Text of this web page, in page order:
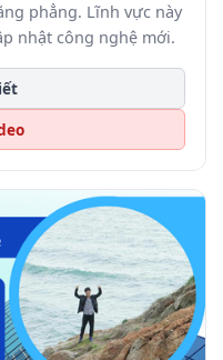
phẳng. Lĩnh vực này
nhật công nghệ mới.